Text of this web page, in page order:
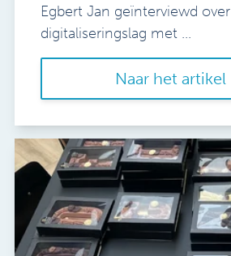
Egbert Jan geïnterviewd over
digitaliseringslag met ...
Naar het artikel